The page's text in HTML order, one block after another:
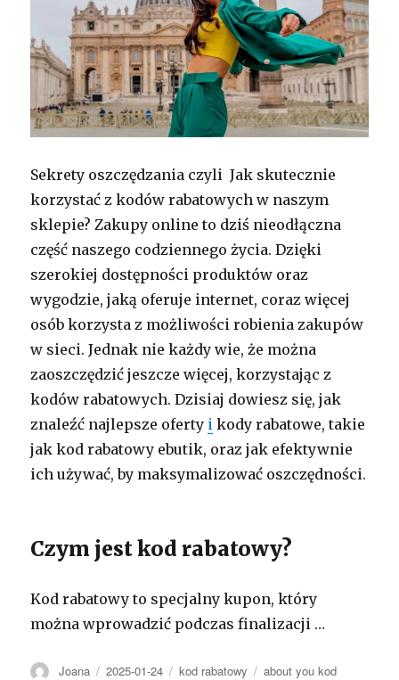
Sekrety oszczędzania czyli Jak skutecznie
korzystać z kodów rabatowych w naszym
sklepie? Zakupy online to dziś nieodłączna
część naszego codziennego życia. Dzięki
szerokiej dostępności produktów oraz
wygodzie, jaką oferuje internet, coraz więcej
osób korzysta z możliwości robienia zakupów
w sieci. Jednak nie każdy wie, że można
zaoszczędzić jeszcze więcej, korzystając z
kodów rabatowych. Dzisiaj dowiesz się, jak
znaleźć najlepsze oferty i kody rabatowe, takie
jak kod rabatowy ebutik, oraz jak efektywnie
ich używać, by maksymalizować oszczędności.
Czym jest kod rabatowy?
Kod rabatowy to specjalny kupon, który
można wprowadzić podczas finalizacji …
Autor
Joana Opublikowano
2025-01-24 Kategorie
kod rabatowy Tagi
about you kod